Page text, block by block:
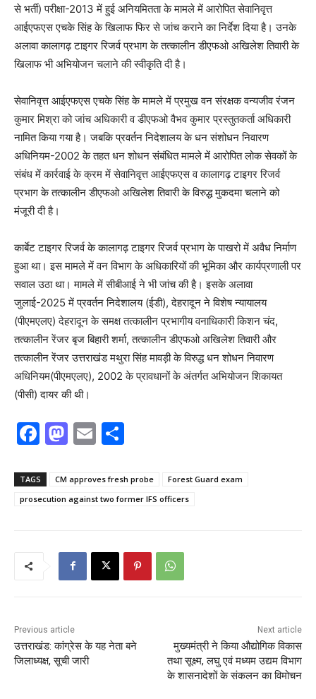
से भर्ती) परीक्षा-2013 में हुई अनियमितता के मामले में आरोपित सेवानिवृत्त
आईएफएस एचके सिंह के खिलाफ फिर से जांच कराने का निर्देश दिया है। उनके
अलावा कालागढ़ टाइगर रिजर्व प्रभाग के तत्कालीन डीएफओ अखिलेश तिवारी के
खिलाफ भी अभियोजन चलाने की स्वीकृति दी है।
सेवानिवृत्त आईएफएस एचके सिंह के मामले में प्रमुख वन संरक्षक वन्यजीव रंजन
कुमार मिश्रा को जांच अधिकारी व डीएफओ वैभव कुमार प्रस्तुतकर्ता अधिकारी
नामित किया गया है। जबकि प्रवर्तन निदेशालय के धन संशोधन निवारण
अधिनियम-2002 के तहत धन शोधन संबंधित मामले में आरोपित लोक सेवकों के
संबंध में कार्रवाई के क्रम में सेवानिवृत्त आईएफएस व कालागढ़ टाइगर रिजर्व
प्रभाग के तत्कालीन डीएफओ अखिलेश तिवारी के विरुद्ध मुकदमा चलाने को
मंजूरी दी है।
कार्बेट टाइगर रिजर्व के कालागढ़ टाइगर रिजर्व प्रभाग के पाखरो में अवैध निर्माण
हुआ था। इस मामले में वन विभाग के अधिकारियों की भूमिका और कार्यप्रणाली पर
सवाल उठा था। मामले में सीबीआई ने भी जांच की है। इसके अलावा
जुलाई-2025 में प्रवर्तन निदेशालय (ईडी), देहरादून ने विशेष न्यायालय
(पीएमएलए) देहरादून के समक्ष तत्कालीन प्रभागीय वनाधिकारी किशन चंद,
तत्कालीन रेंजर बृज बिहारी शर्मा, तत्कालीन डीएफओ अखिलेश तिवारी और
तत्कालीन रेंजर उत्तराखंड मथुरा सिंह मावड़ी के विरुद्ध धन शोधन निवारण
अधिनियम(पीएमएलए), 2002 के प्रावधानों के अंतर्गत अभियोजन शिकायत
(पीसी) दायर की थी।
F
c
e
M
st
o
o
n
E
ai
l
ar
e
TAGS CM approves fresh probe
Forest Guard exam
prosecution against two former IFS officers
Previous article
उत्तराखंड: कांग्रेस के यह नेता बने
जिलाध्यक्ष, सूची जारी
Next article
मुख्यमंत्री ने किया औद्योगिक विकास
तथा सूक्ष्म, लघु एवं मध्यम उद्यम विभाग
के शासनादेशों के संकलन का विमोचन